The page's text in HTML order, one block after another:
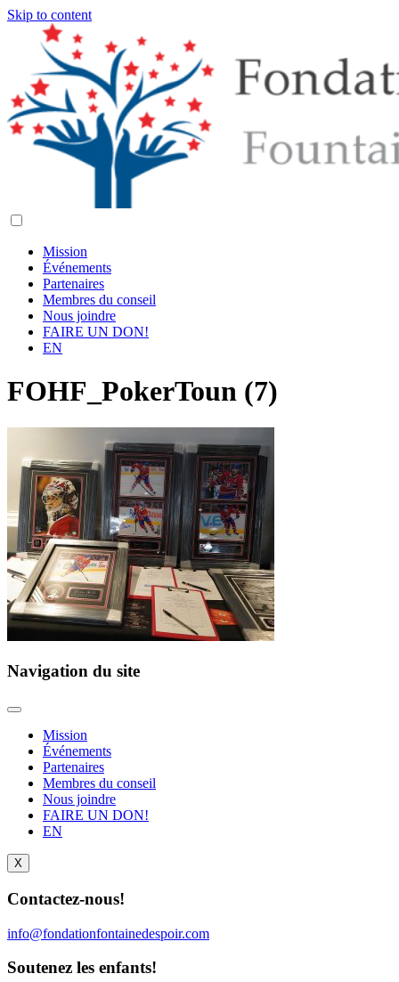
Skip to content
Mission
Événements
Partenaires
Membres du conseil
Nous joindre
FAIRE UN DON!
EN
FOHF_PokerToun (7)
Navigation du site
Mission
Événements
Partenaires
Membres du conseil
Nous joindre
FAIRE UN DON!
EN
X
Contactez-nous!
info@fondationfontainedespoir.com
Soutenez les enfants!